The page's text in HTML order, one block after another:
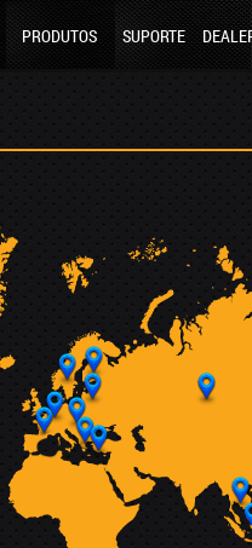
PRODUTOS SUPORTE